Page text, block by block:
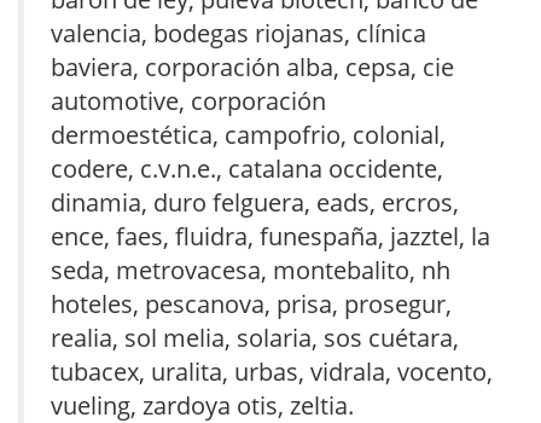
valencia, bodegas riojanas, clínica
baviera, corporación alba, cepsa, cie
automotive, corporación
dermoestética, campofrio, colonial,
codere, c.v.n.e., catalana occidente,
dinamia, duro felguera, eads, ercros,
ence, faes, fluidra, funespaña, jazztel, la
seda, metrovacesa, montebalito, nh
hoteles, pescanova, prisa, prosegur,
realia, sol melia, solaria, sos cuétara,
tubacex, uralita, urbas, vidrala, vocento,
vueling, zardoya otis, zeltia.